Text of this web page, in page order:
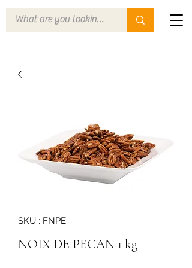
SKU : FNPE
NOIX DE PECAN 1 kg